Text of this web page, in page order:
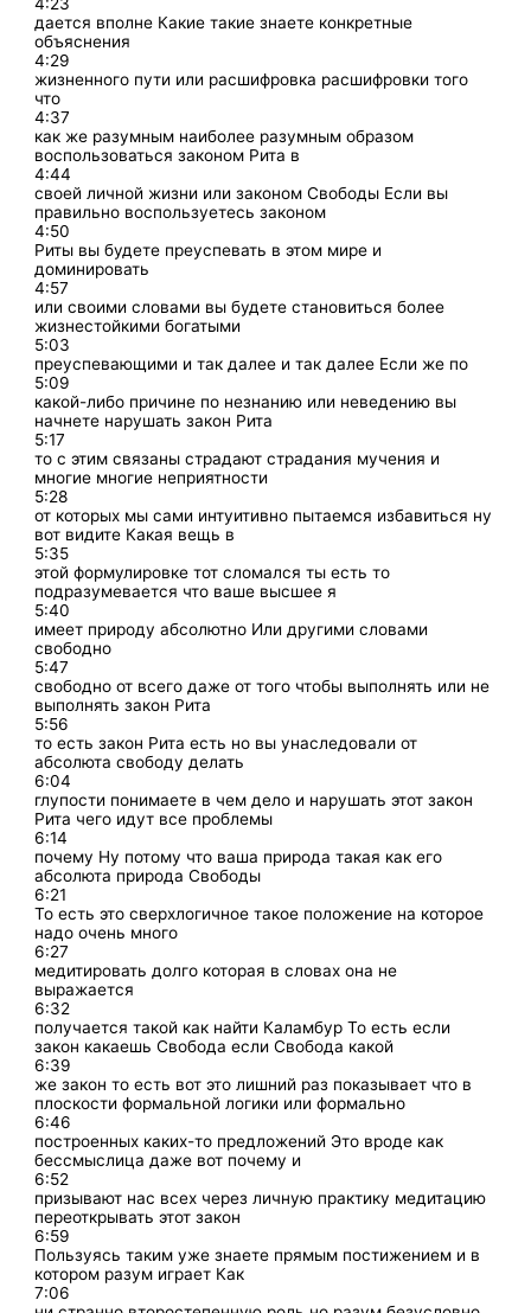
дается вполне Какие такие знаете конкретные
объяснения
4:29
жизненного пути или расшифровка расшифровки того
что
4:37
как же разумным наиболее разумным образом
воспользоваться законом Рита в
4:44
своей личной жизни или законом Свободы Если вы
правильно воспользуетесь законом
4:50
Риты вы будете преуспевать в этом мире и
доминировать
4:57
или своими словами вы будете становиться более
жизнестойкими богатыми
5:03
преуспевающими и так далее и так далее Если же по
5:09
какой-либо причине по незнанию или неведению вы
начнете нарушать закон Рита
5:17
то с этим связаны страдают страдания мучения и
многие многие неприятности
5:28
от которых мы сами интуитивно пытаемся избавиться ну
вот видите Какая вещь в
5:35
этой формулировке тот сломался ты есть то
подразумевается что ваше высшее я
5:40
имеет природу абсолютно Или другими словами
свободно
5:47
свободно от всего даже от того чтобы выполнять или не
выполнять закон Рита
5:56
то есть закон Рита есть но вы унаследовали от
абсолюта свободу делать
6:04
глупости понимаете в чем дело и нарушать этот закон
Рита чего идут все проблемы
6:14
почему Ну потому что ваша природа такая как его
абсолюта природа Свободы
6:21
То есть это сверхлогичное такое положение на которое
надо очень много
6:27
медитировать долго которая в словах она не
выражается
6:32
получается такой как найти Каламбур То есть если
закон какаешь Свобода если Свобода какой
6:39
же закон то есть вот это лишний раз показывает что в
плоскости формальной логики или формально
6:46
построенных каких-то предложений Это вроде как
бессмыслица даже вот почему и
6:52
призывают нас всех через личную практику медитацию
переоткрывать этот закон
6:59
Пользуясь таким уже знаете прямым постижением и в
котором разум играет Как
7:06